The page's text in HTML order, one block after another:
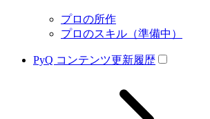
プロの所作
プロのスキル（準備中）
PyQ コンテンツ更新履歴